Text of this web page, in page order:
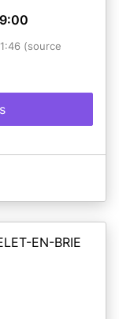
(source
EN-BRIE